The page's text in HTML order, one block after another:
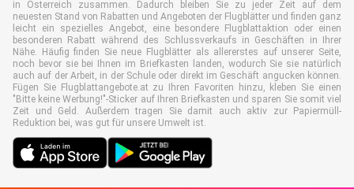
in Österreich zusammen. Dadurch bleiben Sie zu jeder Zeit auf dem
neuesten Stand von Rabatten und Angeboten der Flugblätter und finden ganz
leicht ein spezielles Angebot, eine besondere Flugblattaktion oder einen
besonderen Rabatt während des Schlussverkaufs in Geschäften in Ihrer
Nähe. Häufig finden Sie neue Flugblätter als allererstes auf unserer Seite,
noch bevor sie bei Ihnen im Briefkasten landen, wodurch Sie sie natürlich
auch auf der Arbeit, in der Schule oder direkt im Geschäft angucken können.
Fügen Sie Flugblattangebote.at zu Ihren Favoriten hinzu, kleben Sie einen
"Bitte keine Werbung!"-Sticker auf Ihren Briefkasten und sparen Sie somit viel
Zeit und Geld. Außerdem tragen Sie damit auch aktiv zur Papiermüll-
Reduktion bei, was gut für unsere Umwelt ist.